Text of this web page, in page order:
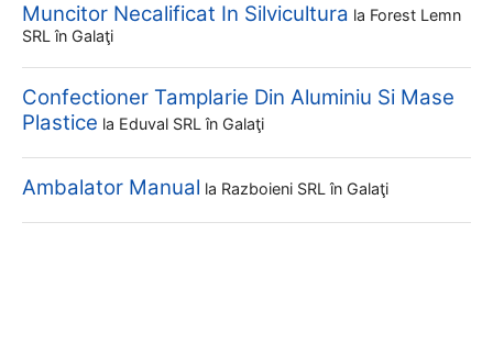
Muncitor Necalificat In Silvicultura la Forest Lemn
SRL în Galaţi
Confectioner Tamplarie Din Aluminiu Si Mase
Plastice la Eduval SRL în Galaţi
Ambalator Manual la Razboieni SRL în Galaţi